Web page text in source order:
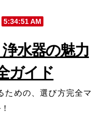
5:34:52 AM
水器の魅力
ガイド
ための、選び方完全マ